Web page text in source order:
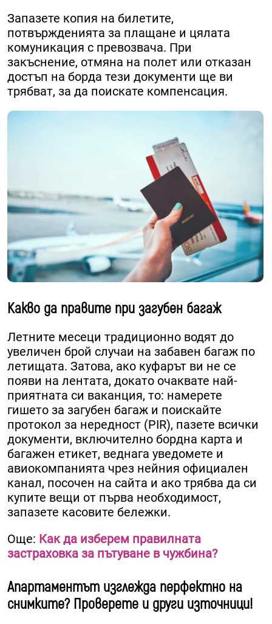
Запазете копия на билетите,
потвържденията за плащане и цялата
комуникация с превозвача. При
закъснение, отмяна на полет или отказан
достъп на борда тези документи ще ви
трябват, за да поискате компенсация.
Какво да правите при загубен багаж
Летните месеци традиционно водят до
увеличен брой случаи на забавен багаж по
летищата. Затова, ако куфарът ви не се
появи на лентата, докато очаквате най-
приятната си ваканция, то: намерете
гишето за загубен багаж и поискайте
протокол за нередност (PIR), пазете всички
документи, включително бордна карта и
багажен етикет, веднага уведомете и
авиокомпанията чрез нейния официален
канал, посочен на сайта и ако трябва да си
купите вещи от първа необходимост,
запазете касовите бележки.
Още: Как да изберем правилната
застраховка за пътуване в чужбина?
Апартаментът изглежда перфектно на
снимките? Проверете и други източници!